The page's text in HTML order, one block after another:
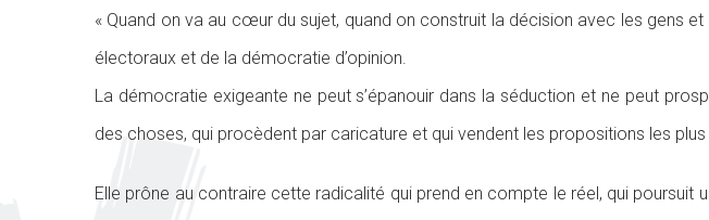
« Quand on va au cœur du sujet, quand on construit la décision avec les gens
électoraux et de la démocratie d’opinion.
La démocratie exigeante ne peut s’épanouir dans la séduction et ne peut
des choses, qui procèdent par caricature et qui vendent les propositions les
Elle prône au contraire cette radicalité qui prend en compte le réel, qui